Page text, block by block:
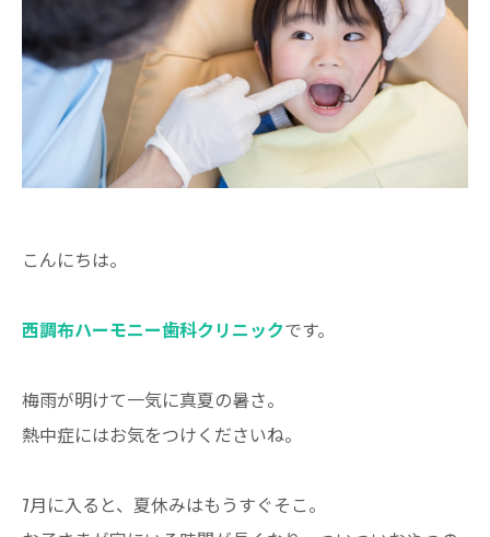
こんにちは。
西調布ハーモニー歯科クリニックです。
梅雨が明けて一気に真夏の暑さ。
熱中症にはお気をつけくださいね。
7月に入ると、夏休みはもうすぐそこ。